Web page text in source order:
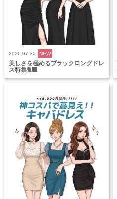
2026.07.30 NEW
美しさを極めるブラックロングドレ
ス特集🐈‍⬛